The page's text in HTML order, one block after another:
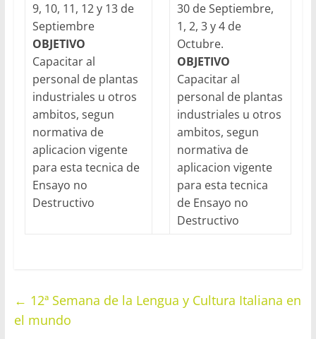
9, 10, 11, 12 y 13 de
Septiembre
OBJETIVO
Capacitar al
personal de plantas
industriales u otros
ambitos, segun
normativa de
aplicacion vigente
para esta tecnica de
Ensayo no
Destructivo
30 de Septiembre,
1, 2, 3 y 4 de
Octubre.
OBJETIVO
Capacitar al
personal de plantas
industriales u otros
ambitos, segun
normativa de
aplicacion vigente
para esta tecnica
de Ensayo no
Destructivo
← 12ª Semana de la Lengua y Cultura Italiana en
el mundo